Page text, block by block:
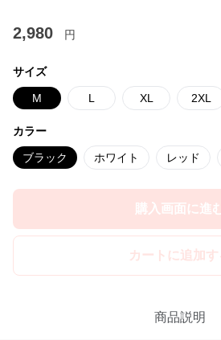
2,980 円
サイズ
M L XL 2XL
カラー
ブラック ホワイト レッド
購入画面に進
カートに追加す
商品説明